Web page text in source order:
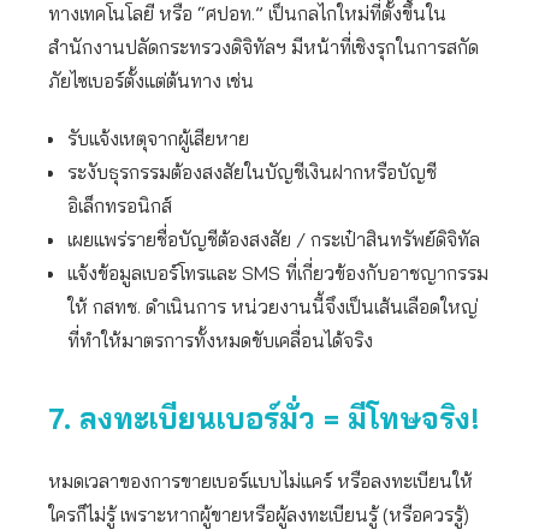
ทางเทคโนโลยี หรือ “ศปอท.” เป็นกลไกใหม่ที่ตั้งขึ้นใน
สำนักงานปลัดกระทรวงดิจิทัลฯ มีหน้าที่เชิงรุกในการสกัด
ภัยไซเบอร์ตั้งแต่ต้นทาง เช่น
รับแจ้งเหตุจากผู้เสียหาย
ระงับธุรกรรมต้องสงสัยในบัญชีเงินฝากหรือบัญชี
อิเล็กทรอนิกส์
เผยแพร่รายชื่อบัญชีต้องสงสัย / กระเป๋าสินทรัพย์ดิจิทัล
แจ้งข้อมูลเบอร์โทรและ SMS ที่เกี่ยวข้องกับอาชญากรรม
ให้ กสทช. ดำเนินการ หน่วยงานนี้จึงเป็นเส้นเลือดใหญ่
ที่ทำให้มาตรการทั้งหมดขับเคลื่อนได้จริง
7. ลงทะเบียนเบอร์มั่ว = มีโทษจริง!
หมดเวลาของการขายเบอร์แบบไม่แคร์ หรือลงทะเบียนให้
ใครก็ไม่รู้ เพราะหากผู้ขายหรือผู้ลงทะเบียนรู้ (หรือควรรู้)